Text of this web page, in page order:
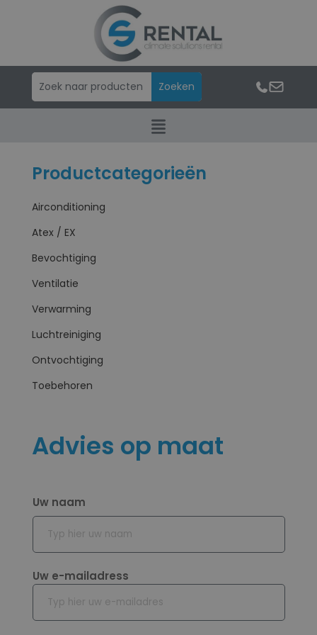
Productcategorieën
Airconditioning
Atex / EX
Bevochtiging
Ventilatie
Verwarming
Luchtreiniging
Ontvochtiging
Toebehoren
Advies op maat
Uw naam
Uw e-mailadress